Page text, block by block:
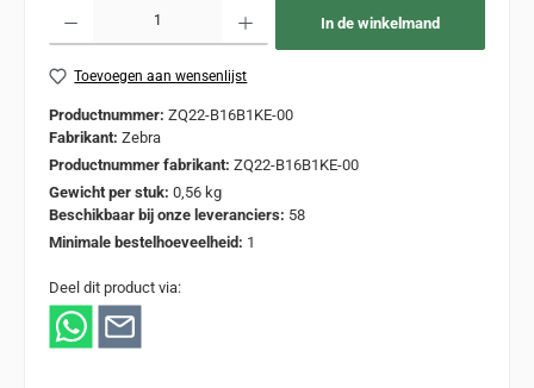
In de winkelmand
Toevoegen aan wensenlijst
Productnummer: ZQ22-B16B1KE-00
Fabrikant: Zebra
Productnummer fabrikant: ZQ22-B16B1KE-00
Gewicht per stuk: 0,56 kg
Beschikbaar bij onze leveranciers: 58
Minimale bestelhoeveelheid: 1
Deel dit product via: